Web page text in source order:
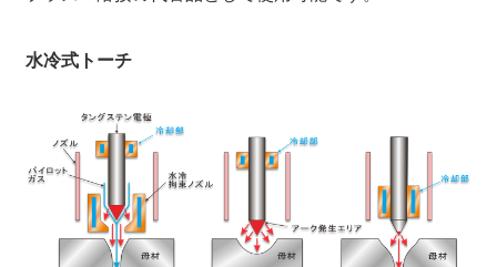
水冷式トーチ